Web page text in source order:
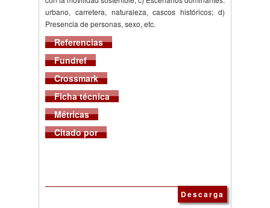
urbano, carretera, naturaleza, cascos históricos; d)
Presencia de personas, sexo, etc.
Referencias
Fundref
Crossmark
Ficha técnica
Métricas
Citado por
Descarga